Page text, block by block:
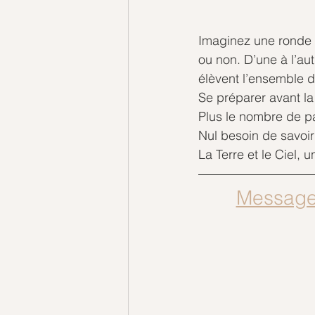
Imaginez une
ou non. D’une à
élèvent l’ensemble
Se préparer avant
Plus le nombre de
Nul besoin de
La Terre et le Ciel,